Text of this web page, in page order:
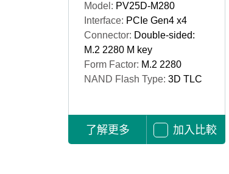
Model: PV25D-M280
Interface: PCIe Gen4 x4
Connector: Double-sided:
M.2 2280 M key
Form Factor: M.2 2280
NAND Flash Type: 3D TLC
了解更多 加入比較